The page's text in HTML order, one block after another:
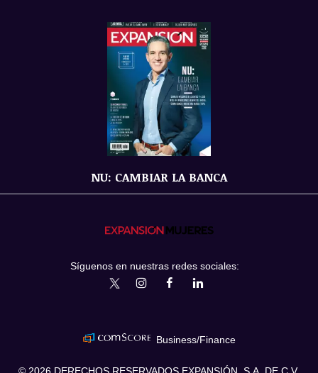
NU: CAMBIAR LA BANCA
Síguenos en nuestras redes sociales:
expansionmxExpansionMex
Business/Finance